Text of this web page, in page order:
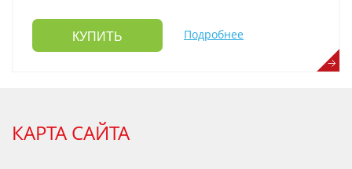
КУПИТЬ Подробнее
КАРТА САЙТА